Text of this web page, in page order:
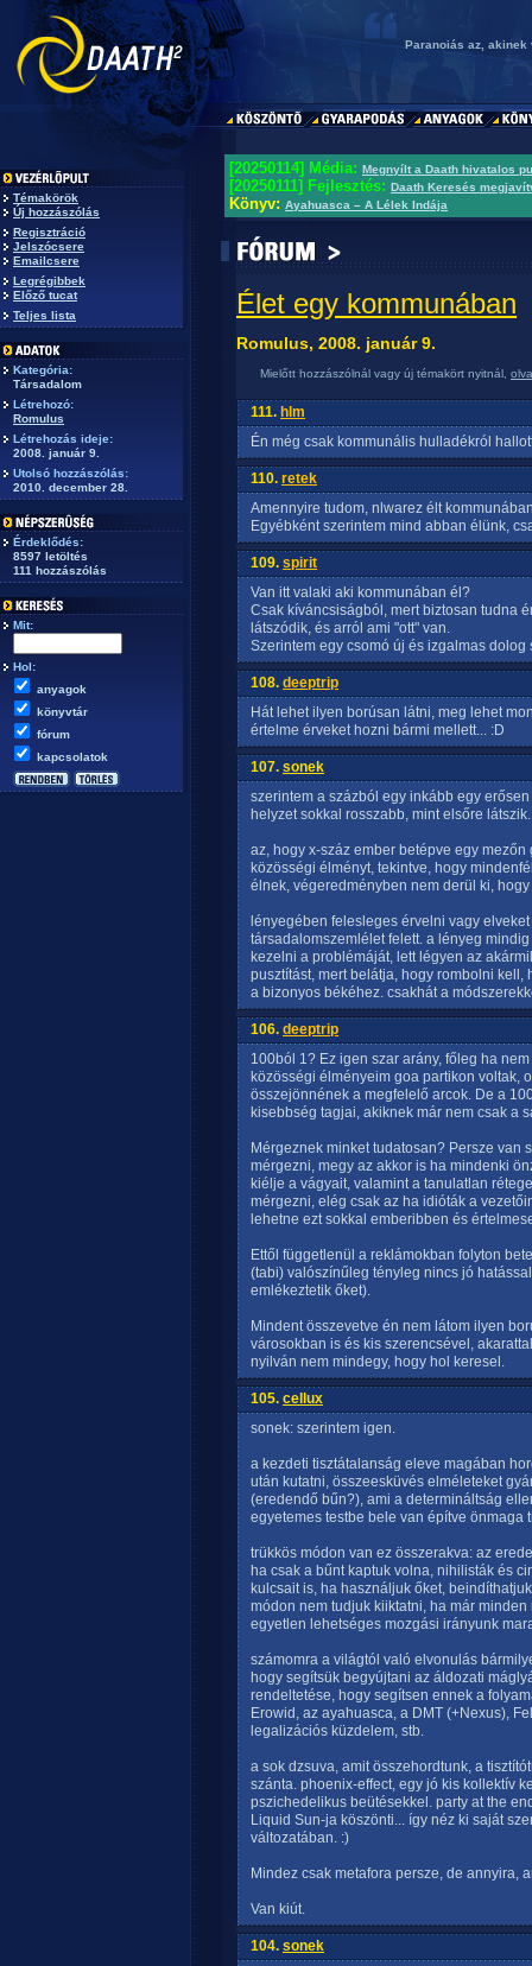
Paranoiás az,
Témakörök
Új hozzászólás
Regisztráció
Jelszócsere
Emailcsere
Legrégibbek
Előző tucat
Teljes lista
Kategória:
Társadalom
Létrehozó:
Romulus
Létrehozás ideje:
2008. január 9.
Utolsó hozzászólás:
2010. december 28.
Érdeklődés:
8597 letöltés
111 hozzászólás
Mit:
Hol:
anyagok
könyvtár
fórum
kapcsolatok
[20250114] Média: Megnyílt a Daath hivatalos
[20250111] Fejlesztés: Daath Keresés
Könyv: Ayahuasca – A Lélek Indája
Élet egy kommunában
Romulus, 2008. január 9.
Mielőtt hozzászólnál vagy új témakört nyitnál,
111. hlm
Én még csak kommunális hulladékról
110. retek
Amennyire tudom, nlwarez élt
Egyébként szerintem mind abban élünk,
109. spirit
Van itt valaki aki kommunában él?
Csak kíváncsiságból, mert biztosan tudna
látszódik, és arról ami "ott" van.
Szerintem egy csomó új és izgalmas dolog
108. deeptrip
Hát lehet ilyen borúsan látni, meg lehet
értelme érveket hozni bármi mellett... :D
107. sonek
szerintem a százból egy inkább egy
helyzet sokkal rosszabb, mint elsőre látszik.
az, hogy x-száz ember betépve egy
közösségi élményt, tekintve, hogy
élnek, végeredményben nem derül ki,
lényegében felesleges érvelni vagy
társadalomszemlélet felett. a lényeg
kezelni a problémáját, lett légyen az
pusztítást, mert belátja, hogy rombolni
a bizonyos békéhez. csakhát a
106. deeptrip
100ból 1? Ez igen szar arány, főleg ha
közösségi élményeim goa partikon voltak,
összejönnének a megfelelő arcok. De a
kisebbség tagjai, akiknek már nem csak a
Mérgeznek minket tudatosan? Persze van
mérgezni, megy az akkor is ha mindenki
kiélje a vágyait, valamint a tanulatlan
mérgezni, elég csak az ha idióták a
lehetne ezt sokkal emberibben és
Ettől függetlenül a reklámokban folyton
(tabi) valószínűleg tényleg nincs jó
emlékeztetik őket).
Mindent összevetve én nem látom ilyen
városokban is és kis szerencsével,
nyilván nem mindegy, hogy hol keresel.
105. cellux
sonek: szerintem igen.
a kezdeti tisztátalanság eleve magában
után kutatni, összeesküvés elméleteket
(eredendő bűn?), ami a determináltság
egyetemes testbe bele van építve
trükkös módon van ez összerakva: az
ha csak a bűnt kaptuk volna, nihilisták és
kulcsait is, ha használjuk őket,
módon nem tudjuk kiiktatni, ha már
egyetlen lehetséges mozgási irányunk
számomra a világtól való elvonulás
hogy segítsük begyújtani az áldozati
rendeltetése, hogy segítsen ennek a
Erowid, az ayahuasca, a DMT (+Nexus),
legalizációs küzdelem, stb.
a sok dzsuva, amit összehordtunk, a
szánta. phoenix-effect, egy jó kis kollektív
pszichedelikus beütésekkel. party at the
Liquid Sun-ja köszönti... így néz ki saját
változatában. :)
Mindez csak metafora persze, de annyira,
Van kiút.
104. sonek